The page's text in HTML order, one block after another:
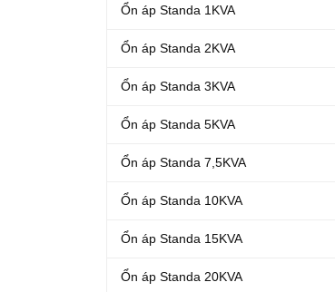
Ổn áp Standa 1KVA
Ổn áp Standa 2KVA
Ổn áp Standa 3KVA
Ổn áp Standa 5KVA
Ổn áp Standa 7,5KVA
Ổn áp Standa 10KVA
Ổn áp Standa 15KVA
Ổn áp Standa 20KVA